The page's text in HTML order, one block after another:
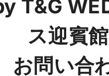
T&G
ス迎賓
お問い合